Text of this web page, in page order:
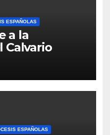
ESPAÑOLAS
a la
Calvario
ESPAÑOLAS